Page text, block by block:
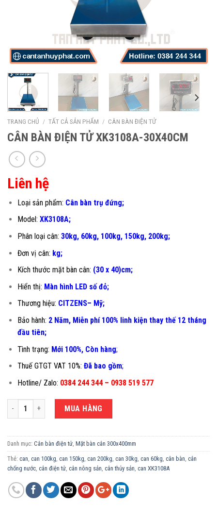
TRANG CHỦ / TẤT CẢ SẢN PHẨM / CÂN BÀN ĐIỆN TỬ
CÂN BÀN ĐIỆN TỬ XK3108A-30X40CM
Liên hệ
Loại sản phẩm: Cân bàn trụ đứng;
Model: XK3108A;
Phân loại cân: 30kg, 60kg, 100kg, 150kg, 200kg;
Đơn vị cân: kg;
Kích thước mặt bàn cân: (30 x 40)cm;
Hiển thị: Màn hình LED số đỏ;
Thương hiệu: CITZENS– Mỹ;
Bảo hành: 2 Năm, Miễn phí 100% linh kiện thay thế 12 tháng
đầu tiên;
Tình trạng: Mới 100%, Còn hàng;
Thuế GTGT VAT 10%: Đã bao gồm;
Hotline/ Zalo: 0384 244 344 – 0938 519 577
CÂN BÀN ĐIỆN TỬ XK3108A-30X40CM số lượng
MUA HÀNG
Danh mục: Cân bàn điện tử, Mặt bàn cân 300x400mm
Thẻ: can, can 100kg, can 150kg, can 200kg, can 30kg, can 60kg, cân bàn, cân
chống nước, cân điện tử, cân nông sản, cân thủy sản, can XK3108A